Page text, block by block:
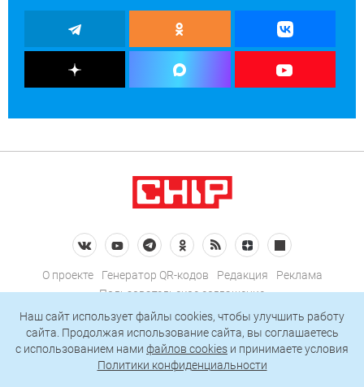
О проекте Генератор QR-кодов Редакция
Реклама
Пользовательское соглашение
Политика конфиденциальности
Подписаться на рассылку
Наш сайт использует файлы cookies, чтобы улучшить работу
сайта. Продолжая использование сайта, вы соглашаетесь
c использованием нами файлов cookies и принимаете условия
Политики конфиденциальности